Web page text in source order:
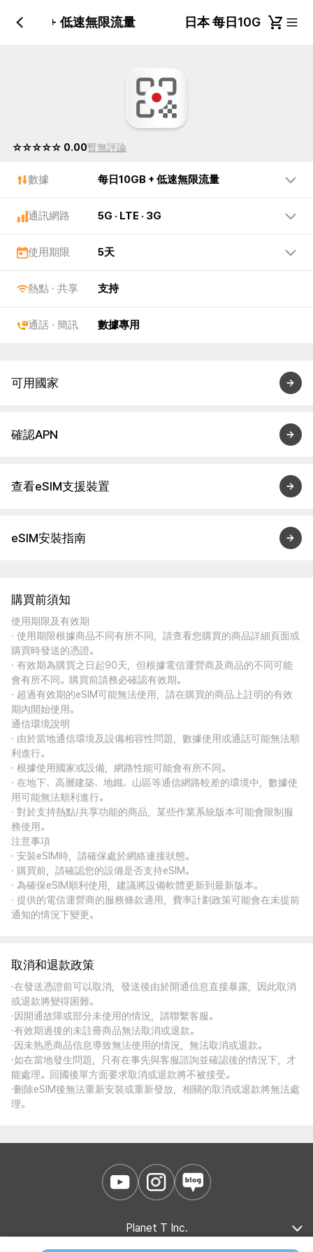
10GB + 低速無限流量 日本 每日10GB + 低
☆☆☆☆☆ 0.00暫無評論
數據 每日10GB + 低速無限流量
通訊網路 5G · LTE · 3G
使用期限 5天
熱點 · 共享 支持
通話 · 簡訊 數據專用
可用國家
確認APN
查看eSIM支援裝置
eSIM安裝指南
購買前須知
使用期限及有效期
· 使用期限根據商品不同有所不同，請查看您購買的商品詳細頁面或
購買時發送的憑證。
· 有效期為購買之日起90天，但根據電信運營商及商品的不同可能
會有所不同。購買前請務必確認有效期。
· 超過有效期的eSIM可能無法使用，請在購買的商品上註明的有效
期內開始使用。
通信環境說明
· 由於當地通信環境及設備相容性問題，數據使用或通話可能無法順
利進行。
· 根據使用國家或設備，網路性能可能會有所不同。
· 在地下、高層建築、地鐵、山區等通信網路較差的環境中，數據使
用可能無法順利進行。
· 對於支持熱點/共享功能的商品，某些作業系統版本可能會限制服
務使用。
注意事項
· 安裝eSIM時，請確保處於網絡連接狀態。
· 購買前，請確認您的設備是否支持eSIM。
· 為確保eSIM順利使用，建議將設備軟體更新到最新版本。
· 提供的電信運營商的服務條款適用，費率計劃政策可能會在未提前
通知的情況下變更。
取消和退款政策
·在發送憑證前可以取消，發送後由於開通信息直接暴露，因此取消
或退款將變得困難。
·因開通故障或部分未使用的情況，請聯繫客服。
·有效期過後的未註冊商品無法取消或退款。
·因未熟悉商品信息導致無法使用的情況，無法取消或退款。
·如在當地發生問題，只有在事先與客服諮詢並確認後的情況下，才
能處理。回國後單方面要求取消或退款將不被接受。
·刪除eSIM後無法重新安裝或重新發放，相關的取消或退款將無法處
理。
Planet T Inc.